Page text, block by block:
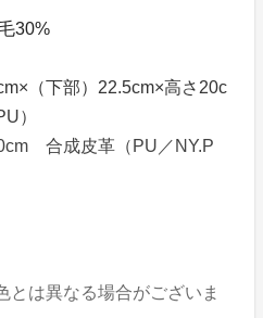
30%
（下部）22.5cm×高さ20c
）
合成皮革（PU／NY.P
は異なる場合がございま